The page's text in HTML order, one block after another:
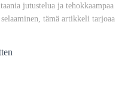
jutustelua ja tehokkaampaa
tämä artikkeli tarjoaa